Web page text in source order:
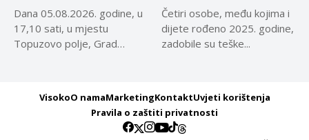
Dana 05.08.2026. godine, u
17,10 sati, u mjestu
Topuzovo polje, Grad
Četiri osobe, među kojima i
dijete rođeno 2025. godine,
zadobile su teške...
VisokoO namaMarketingKontaktUvjeti korištenja
Pravila o zaštiti privatnosti